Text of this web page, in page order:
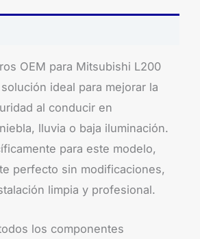
OEM para Mitsubishi L200
ideal para mejorar la
al conducir en
lluvia o baja iluminación.
para este modelo,
perfecto sin modificaciones,
limpia y profesional.
los componentes